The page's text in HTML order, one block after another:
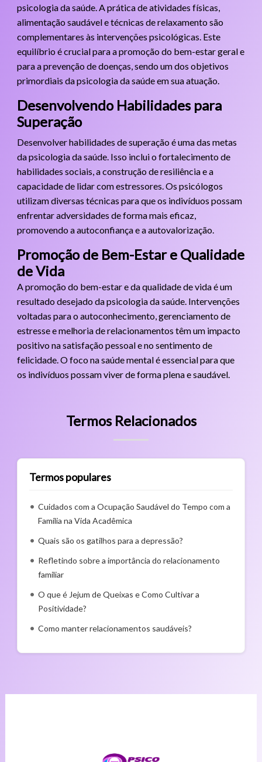
psicologia da saúde. A prática de atividades físicas,
alimentação saudável e técnicas de relaxamento são
complementares às intervenções psicológicas. Este
equilíbrio é crucial para a promoção do bem-estar geral e
para a prevenção de doenças, sendo um dos objetivos
primordiais da psicologia da saúde em sua atuação.
Desenvolvendo Habilidades para
Superação
Desenvolver habilidades de superação é uma das metas
da psicologia da saúde. Isso inclui o fortalecimento de
habilidades sociais, a construção de resiliência e a
capacidade de lidar com estressores. Os psicólogos
utilizam diversas técnicas para que os indivíduos possam
enfrentar adversidades de forma mais eficaz,
promovendo a autoconfiança e a autovalorização.
Promoção de Bem-Estar e Qualidade
de Vida
A promoção do bem-estar e da qualidade de vida é um
resultado desejado da psicologia da saúde. Intervenções
voltadas para o autoconhecimento, gerenciamento de
estresse e melhoria de relacionamentos têm um impacto
positivo na satisfação pessoal e no sentimento de
felicidade. O foco na saúde mental é essencial para que
os indivíduos possam viver de forma plena e saudável.
Termos Relacionados
Termos populares
Cuidados com a Ocupação Saudável do Tempo com a
Família na Vida Acadêmica
Quais são os gatilhos para a depressão?
Refletindo sobre a importância do relacionamento
familiar
O que é Jejum de Queixas e Como Cultivar a
Positividade?
Como manter relacionamentos saudáveis?